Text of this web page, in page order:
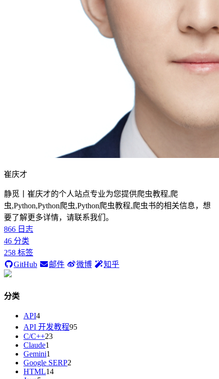
崔庆才
静觅丨崔庆才的个人站点专业为您提供爬虫教程,爬
虫,Python,Python爬虫,Python爬虫教程,爬虫书的相关信息，想
要了解更多详情，请联系我们。
866 日志
46 分类
258 标签
GitHub
邮件 微博 知乎
分类
API4
API 开发教程95
C/C++23
Claude1
Gemini1
Google SERP2
HTML14